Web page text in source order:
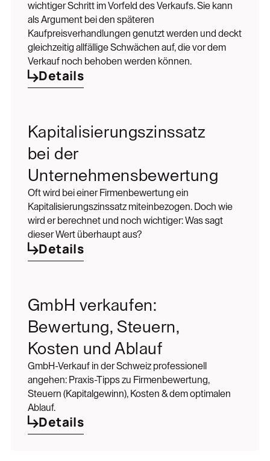
wichtiger Schritt im Vorfeld des Verkaufs. Sie kann
als Argument bei den späteren
Kaufpreisverhandlungen genutzt werden und deckt
gleichzeitig allfällige Schwächen auf, die vor dem
Verkauf noch behoben werden können.
Details
Kapitalisierungszinssatz
bei der
Unternehmensbewertung
Oft wird bei einer Firmenbewertung ein
Kapitalisierungszinssatz miteinbezogen. Doch wie
wird er berechnet und noch wichtiger: Was sagt
dieser Wert überhaupt aus?
Details
GmbH verkaufen:
Bewertung, Steuern,
Kosten und Ablauf
GmbH-Verkauf in der Schweiz professionell
angehen: Praxis-Tipps zu Firmenbewertung,
Steuern (Kapitalgewinn), Kosten & dem optimalen
Ablauf.
Details